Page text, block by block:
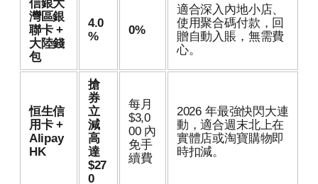
信銀大
灣區銀
聯卡 +
大陸錢
包
4.0
%
0%
適合深入內地小店、
使用聚合碼付款，回
贈自動入賬，無需費
心。
恒生信
用卡 +
Alipay
HK
搶
券
立
減
高
達
$27
0
每月
$3,0
00 內
免手
續費
2026 年最強快閃大連
動，適合週末北上在
實體店或淘寶購物即
時扣減。